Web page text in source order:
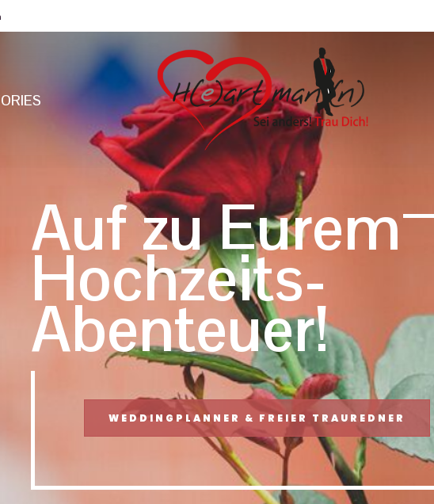
Auf zu Eurem
Hochzeits-
Abenteuer!
WEDDINGPLANNER & FREIER TRAUREDNER